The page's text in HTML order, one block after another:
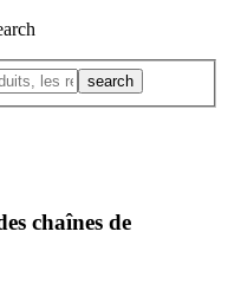
chaînes de